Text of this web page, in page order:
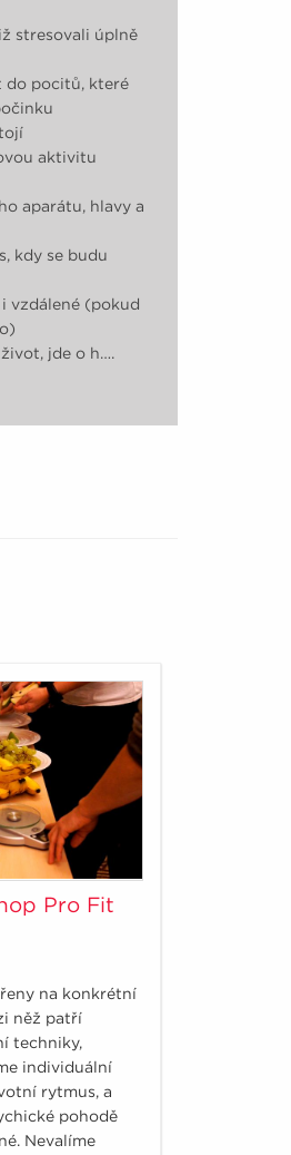
stresovali úplně
do pocitů, které
aktivitu
aparátu, hlavy a
kdy se budu
vzdálené (pokud
jde o h….
Pro Fit
na konkrétní
něž patří
techniky,
individuální
rytmus, a
pohodě
Nevalíme